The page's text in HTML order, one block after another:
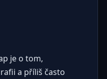
je o tom,
a příliš často